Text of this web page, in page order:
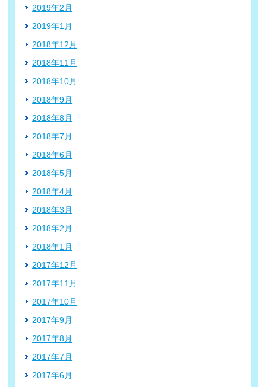
2019年2月
2019年1月
2018年12月
2018年11月
2018年10月
2018年9月
2018年8月
2018年7月
2018年6月
2018年5月
2018年4月
2018年3月
2018年2月
2018年1月
2017年12月
2017年11月
2017年10月
2017年9月
2017年8月
2017年7月
2017年6月